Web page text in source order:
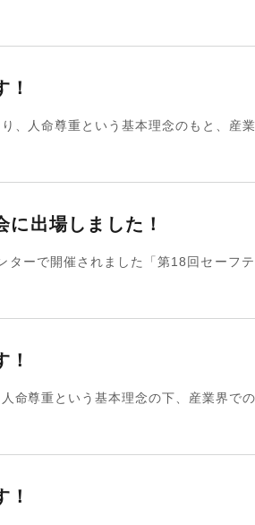
、人命尊重という基本理念のもと、産
出場しました！
ーで開催されました「第18回セーフ
命尊重という基本理念の下、産業界で